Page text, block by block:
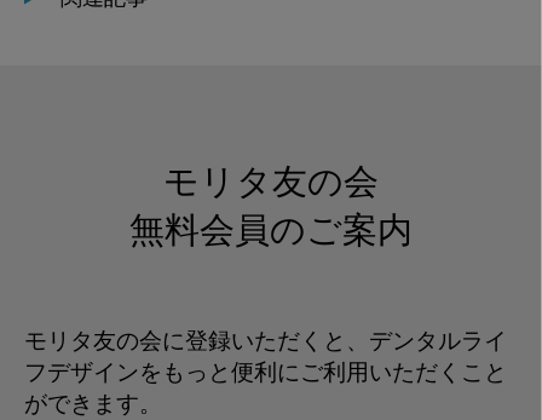
モリタ友の会
無料会員のご案内
モリタ友の会に登録いただくと、デンタルライ
フデザインをもっと便利にご利用いただくこと
ができます。